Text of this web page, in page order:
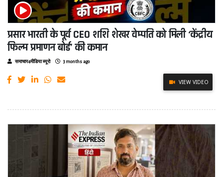
प्रसार भारती के पूर्व CEO शशि शेखर वेम्पति को मिली ‘केंद्रीय
फिल्म प्रमाणन बोर्ड’ की कमान
समाचार4मीडिया ब्यूरो 3 months ago
VIEW VIDEO